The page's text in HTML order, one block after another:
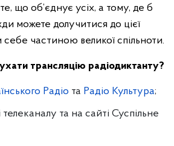
що об’єднує усіх, а тому, де б
можете долучитися до цієї
себе частиною великої спільноти.
трансляцію радіодиктанту?
Радіо та Радіо Культура;
та на сайті Суспільне